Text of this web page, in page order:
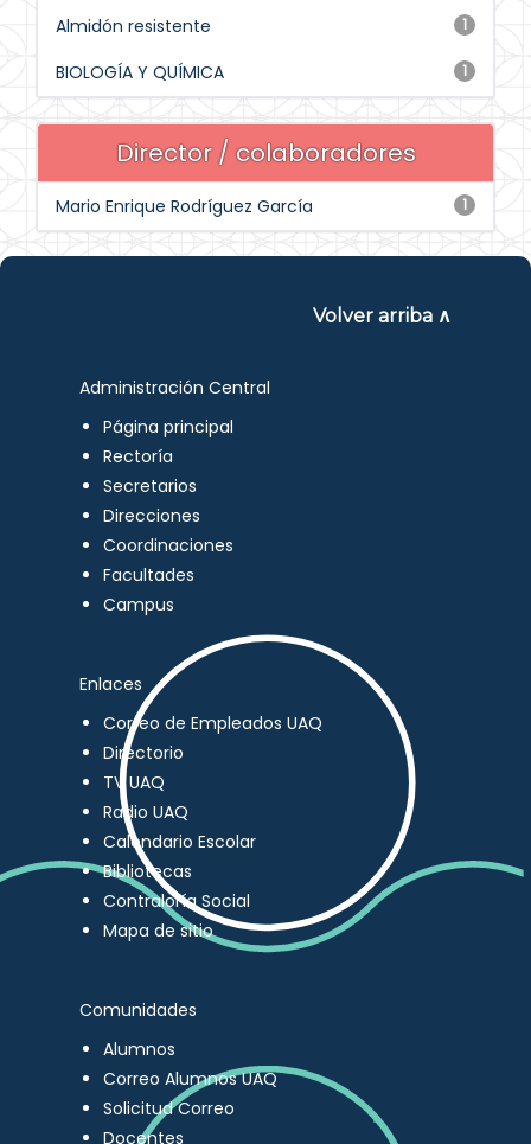
1
Almidón resistente
1
BIOLOGÍA Y QUÍMICA
Director / colaboradores
1
Mario Enrique Rodríguez García
Volver arriba ∧
Administración Central
Página principal
Rectoría
Secretarios
Direcciones
Coordinaciones
Facultades
Campus
Enlaces
Correo de Empleados UAQ
Directorio
TV UAQ
Radio UAQ
Calendario Escolar
Bibliotecas
Contraloría Social
Mapa de sitio
Comunidades
Alumnos
Correo Alumnos UAQ
Solicitud Correo
Docentes